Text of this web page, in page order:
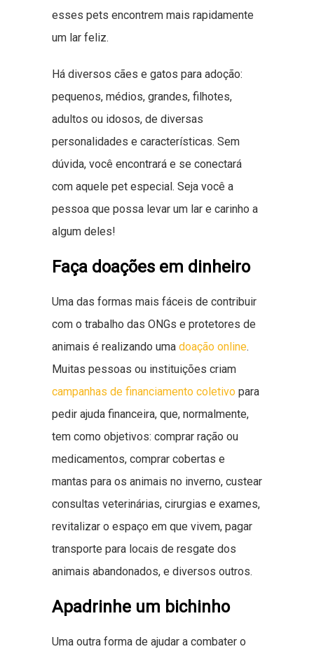
esses pets encontrem mais rapidamente
um lar feliz.
Há diversos cães e gatos para adoção:
pequenos, médios, grandes, filhotes,
adultos ou idosos, de diversas
personalidades e características. Sem
dúvida, você encontrará e se conectará
com aquele pet especial. Seja você a
pessoa que possa levar um lar e carinho a
algum deles!
Faça doações em dinheiro
Uma das formas mais fáceis de contribuir
com o trabalho das ONGs e protetores de
animais é realizando uma doação online.
Muitas pessoas ou instituições criam
campanhas de financiamento coletivo para
pedir ajuda financeira, que, normalmente,
tem como objetivos: comprar ração ou
medicamentos, comprar cobertas e
mantas para os animais no inverno, custear
consultas veterinárias, cirurgias e exames,
revitalizar o espaço em que vivem, pagar
transporte para locais de resgate dos
animais abandonados, e diversos outros.
Apadrinhe um bichinho
Uma outra forma de ajudar a combater o